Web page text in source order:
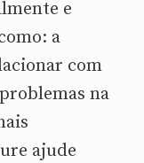
e
a
com
na
ajude